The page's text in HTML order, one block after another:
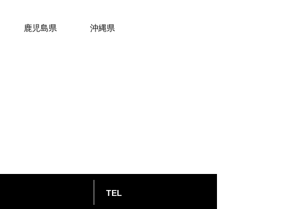
鹿児島県 沖縄県
TEL